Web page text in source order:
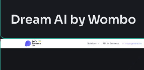
Dream AI by Wombo